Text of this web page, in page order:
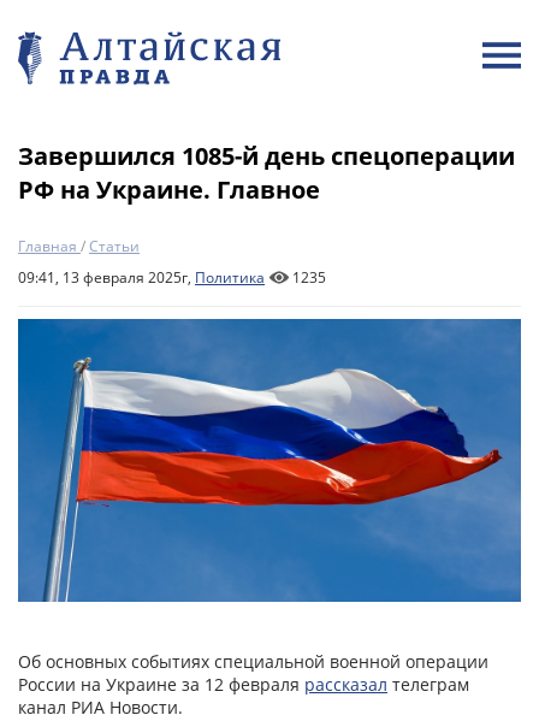
Завершился 1085-й день спецоперации
РФ на Украине. Главное
Главная /Статьи
09:41, 13 февраля 2025г, Политика 1235
Об основных событиях специальной военной операции
России на Украине за 12 февраля рассказал телеграм
канал РИА Новости.